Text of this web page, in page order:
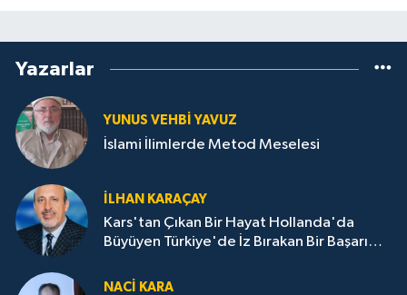
Yazarlar
YUNUS VEHBI YAVUZ
İslami İlimlerde Metod Meselesi
İLHAN KARAÇAY
Kars'tan Çıkan Bir Hayat Hollanda'da
Büyüyen Türkiye'de İz Bırakan Bir Başarı
NACI KARA